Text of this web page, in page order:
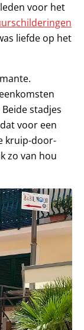
voor het
liefde op het
Beide stadjes
dat voor een
kruip-door-
zo van hou